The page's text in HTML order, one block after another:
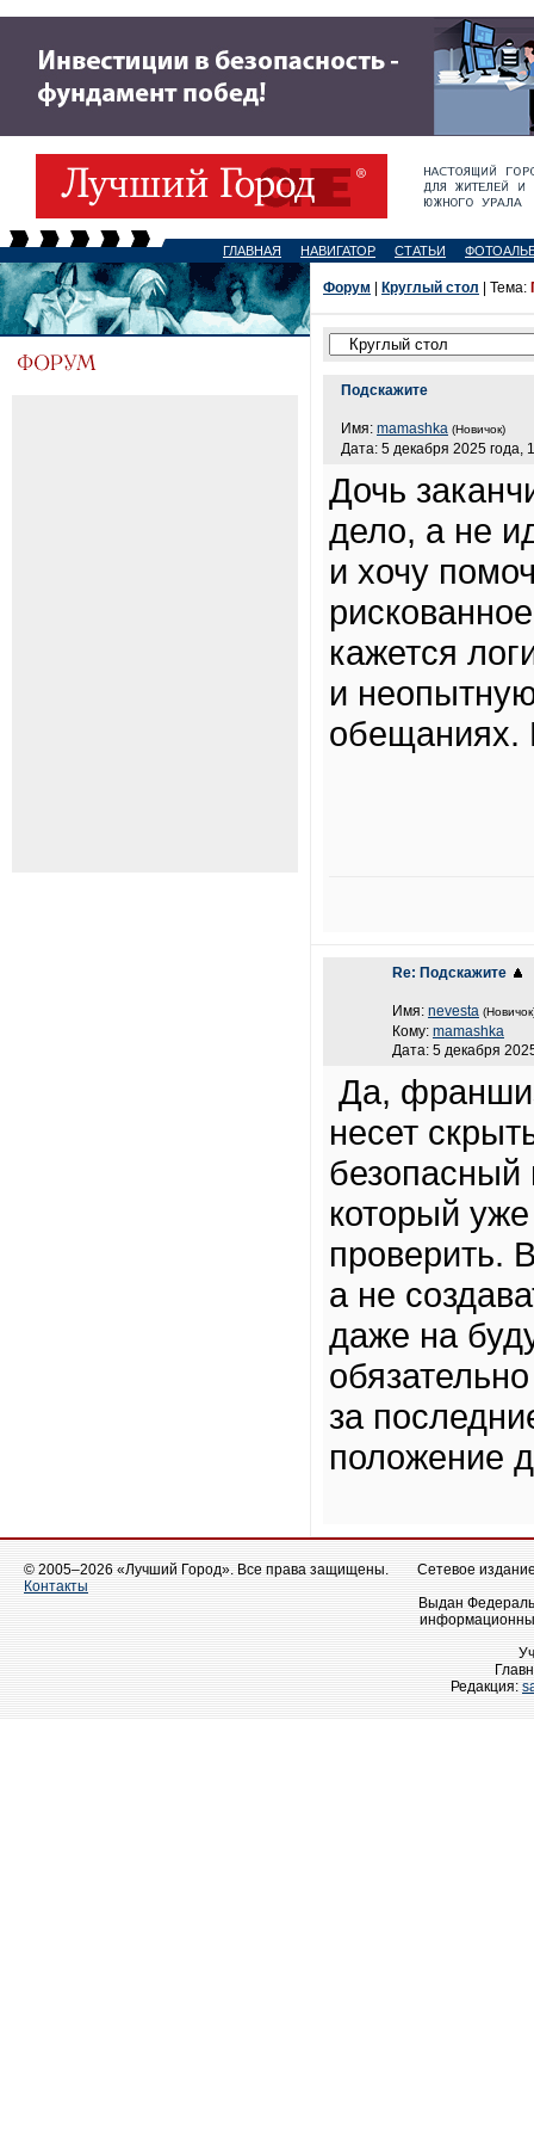
ГЛАВНАЯ НАВИГАТОР СТАТЬИ
Форум Круглый стол | Тема:
Подскажите
Имя: mamashka (Новичок)
Дата: 5 декабря 2025 года,
Дочь
дело, а не
и хочу
кажется
и
обещаниях.
Re: Подскажите
Имя: nevesta
Кому: mamashka
Дата: 5 декабря
Да,
несет
который
проверить.
а не
даже на
за
положение
© 2005–2026 «Лучший Город». Все права защищены.
Контакты
Сетевое
Выдан
Редакция: